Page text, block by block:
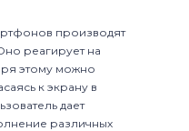
производят
реагирует на
этому можно
к экрану в
дает
различных